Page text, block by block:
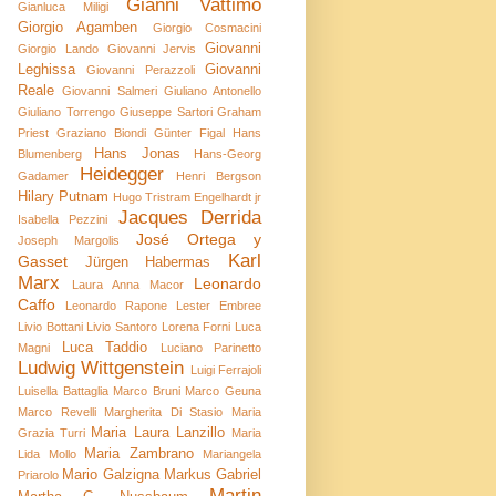
Gianluca Miligi Gianni Vattimo
Giorgio Agamben
Giorgio Cosmacini
Giorgio Lando
Giovanni Jervis
Giovanni
Leghissa
Giovanni Perazzoli
Giovanni
Reale
Giovanni Salmeri Giuliano Antonello
Giuliano Torrengo Giuseppe Sartori Graham
Priest Graziano Biondi Günter Figal
Hans
Blumenberg
Hans Jonas
Hans-Georg
Gadamer
Heidegger Henri Bergson
Hilary Putnam Hugo Tristram Engelhardt jr
Isabella Pezzini
Jacques Derrida
Joseph Margolis
José Ortega y
Gasset
Jürgen Habermas
Karl
Marx
Laura Anna Macor
Leonardo
Caffo
Leonardo Rapone
Lester Embree
Livio Bottani Livio Santoro Lorena Forni Luca
Magni
Luca Taddio Luciano Parinetto
Ludwig Wittgenstein Luigi Ferrajoli
Luisella Battaglia Marco Bruni Marco Geuna
Marco Revelli
Margherita Di Stasio
Maria
Grazia Turri Maria Laura Lanzillo Maria
Lida Mollo
Maria Zambrano
Mariangela
Priarolo Mario Galzigna Markus Gabriel